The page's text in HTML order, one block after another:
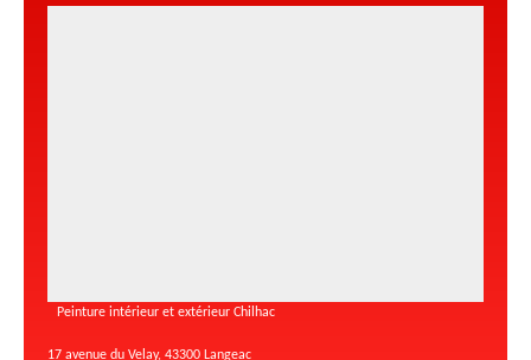
Peinture intérieur et extérieur Chilhac
17 avenue du Velay, 43300 Langeac